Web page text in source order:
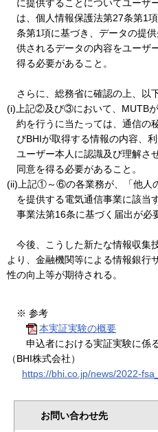
に提供することについてユーザ
は、個人情報保護法第27条第1
条第1項に基づき、データの提
供されるデータの内容をユーザ
得る必要があること。
さらに、総務省に確認の上、以
(i)上記②及び③において、MUTB
約を行うに当たっては、通信の
びBHIが取得する情報の内容、
ユーザー本人に認識及び理解さ
同意を得る必要があること。
(ii)上記①～⑥の各業務が、「他人
を提供する電気通信事業に該当
事業法第16条に基づく届出が必
今後、こうした新たな情報収集
より、金融機関等による情報銀行
性の向上等が期待される。
※ 参考
本実証実験の概要
申込者における実証実験に係
（BHI株式会社）
https://bhi.co.jp/news/2022-
お問い合わせ先